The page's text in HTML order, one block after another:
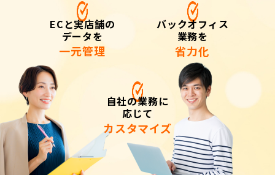
ECと実店舗の
データを
一元管理
バックオフィス
業務を
省力化
自社の業務に
応じて
カスタマイズ